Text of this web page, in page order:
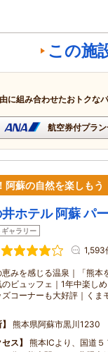
この施
に組み合わせたおトクな
航空券付プラ
阿蘇の自然を楽しもう
ホテル 阿蘇 パ
ギャラリー
1,593
恵みを感じる温泉｜「熊本
のビュッフェ｜1年中楽し
ズコーナーも大好評｜く
熊本県阿蘇市黒川1230
セス
熊本ICより、国道